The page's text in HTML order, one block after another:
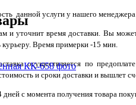
данной услуги у нашего
и уточнит время доставки. Вы
Время примерки -15 мин.
осуществляется по
и сроки доставки и вышлет
дней с момента получения товара